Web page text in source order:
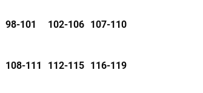
98-101 102-106 107-110
108-111 112-115 116-119